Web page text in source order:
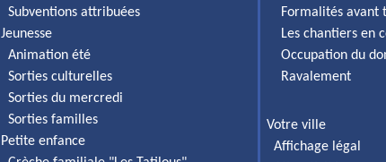
Subventions attribuées
Jeunesse
Animation été
Sorties culturelles
Sorties du mercredi
Sorties familles
Petite enfance
Formalités avant
Les chantiers en
Occupation du
Ravalement
Votre ville
Affichage légal